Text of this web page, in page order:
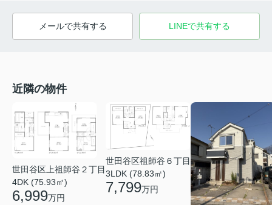
メールで共有する LINEで共有する
近隣の物件
世田谷区上祖師谷２丁目
4DK (75.93㎡)
6,999万円
世田谷区祖師谷６丁目
3LDK (78.83㎡)
7,799万円